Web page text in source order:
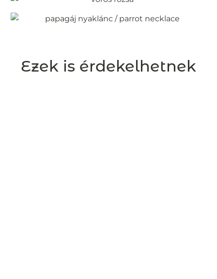
Ezek is érdekelhetnek